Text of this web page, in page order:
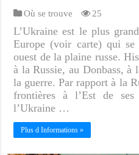
Où se trouve 25
L’Ukraine est le plus
Europe (voir carte) qui
ouest de la plaine russe.
à la Russie, au Donbass,
la guerre. Par rapport à la
frontières à l’Est de
l’Ukraine …
Plus d Informations »